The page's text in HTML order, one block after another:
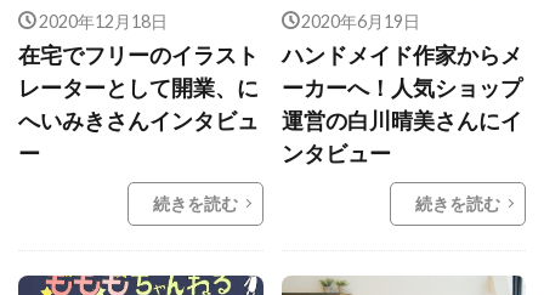
2020年12月18日
在宅でフリーのイラスト
レーターとして開業、に
へいみきさんインタビュ
ー
続きを読む
2020年6月19日
ハンドメイド作家からメ
ーカーへ！人気ショップ
運営の白川晴美さんにイ
ンタビュー
続きを読む